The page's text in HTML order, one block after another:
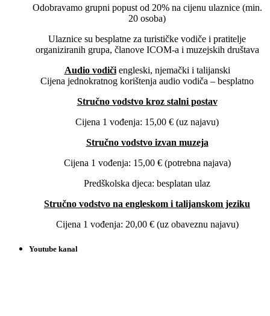
Odobravamo grupni popust od 20% na cijenu ulaznice (min.
20 osoba)
Ulaznice su besplatne za turističke vodiče i pratitelje
organiziranih grupa, članove ICOM-a i muzejskih društava
Audio vodičiengleski, njemački i talijanski
Cijena jednokratnog korištenja audio vodiča – besplatno
Stručno vodstvo kroz stalni postav
Cijena 1 vođenja: 15,00 € (uz najavu)
Stručno vodstvo izvan muzeja
Cijena 1 vođenja: 15,00 € (potrebna najava)
Predškolska djeca: besplatan ulaz
Stručno vodstvo na engleskom i talijanskom jeziku
Cijena 1 vođenja: 20,00 € (uz obaveznu najavu)
Youtube kanal